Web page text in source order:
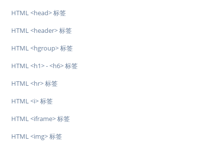
HTML <head> 标签
HTML <header> 标签
HTML <hgroup> 标签
HTML <h1> - <h6> 标签
HTML <hr> 标签
HTML <i> 标签
HTML <iframe> 标签
HTML <img> 标签